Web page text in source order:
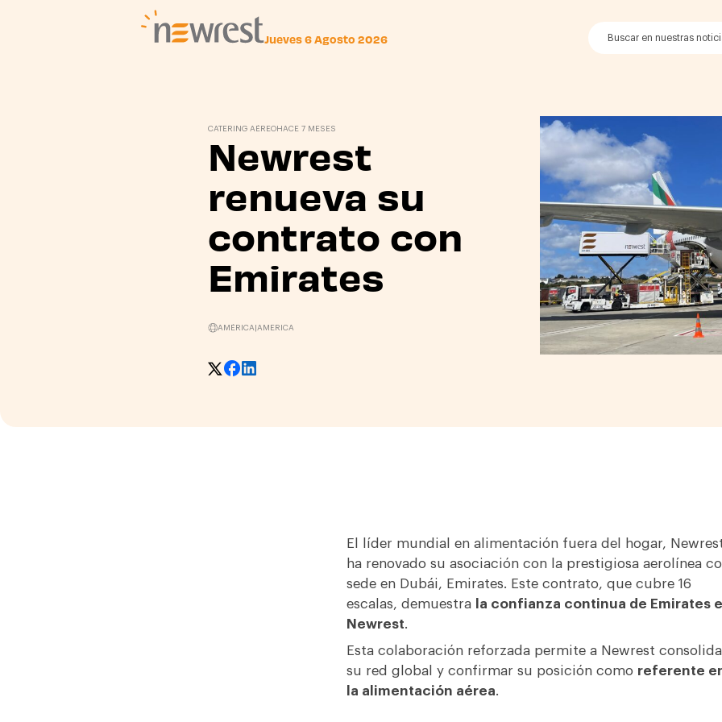
Jueves 6 Agosto 2026
CATERING AÉREOHACE 7 MESES
Newrest
renueva su
contrato con
Emirates
AMÉRICA| AMERICA
El líder mundial en alimentación fuera del hogar,
ha renovado su asociación con la prestigiosa aerolínea
sede en Dubái, Emirates. Este contrato, que cubre 16
escalas, demuestra
la confianza continua de Emirates
Newrest.
Esta colaboración reforzada permite a Newrest
su red global y confirmar su posición como referente
la alimentación aérea.